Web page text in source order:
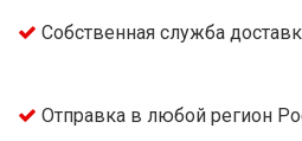
Собственная служба
Отправка в любой регион